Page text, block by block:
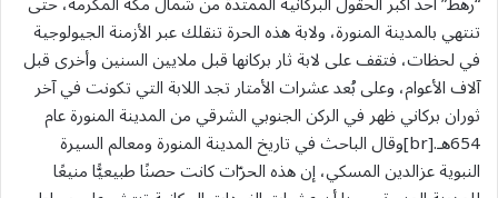
تنتهي بالمدينة المنورة، ولابة هذه الحرة تنقلك عبر الأزمنة الجيولوجية
في لحظات، فتقف على لابة ثار بركانها قبل ملايين السنين وأخرى قبل
آلاف الأعوام، وعلى بُعد عشرات الأمتار تجد اللابة التي تكونت في آخر
ثوران بركاني ظهر في الركن الجنوبي الشرقي من المدينة المنورة عام
654هـ.[br]وقال الباحث في تاريخ المدينة المنورة ومعالم السيرة
النبوية عزالدين المسكي، إن هذه الحرّات كانت حصنًا طبيعيًّا منيعًا